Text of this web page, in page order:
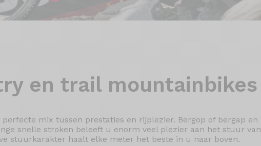
en trail mountainbikes
mix tussen prestaties en rijplezier. Bergop of bergap en
snelle stroken beleeft u enorm veel plezier aan het stuur van
stuurkarakter haalt elke meter het beste in u naar boven.